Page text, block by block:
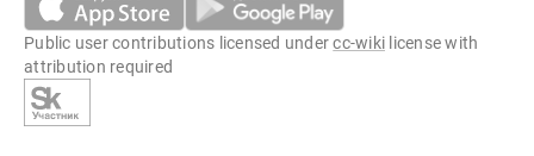
Public user contributions licensed undercc-wiki license with
attribution required